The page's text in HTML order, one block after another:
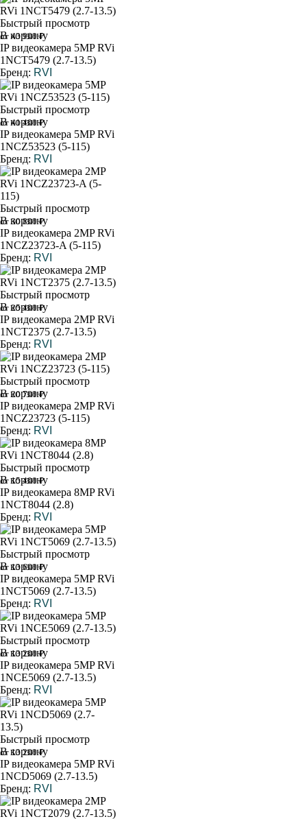
Быстрый просмотр
В корзину
от 43 900 ₽
IP видеокамера 5MP RVi
1NCT5479 (2.7-13.5)
Бренд: RVI
Быстрый просмотр
В корзину
от 41 400 ₽
IP видеокамера 5MP RVi
1NCZ53523 (5-115)
Бренд: RVI
Быстрый просмотр
В корзину
от 30 800 ₽
IP видеокамера 2MP RVi
1NCZ23723-A (5-115)
Бренд: RVI
Быстрый просмотр
В корзину
от 25 400 ₽
IP видеокамера 2MP RVi
1NCT2375 (2.7-13.5)
Бренд: RVI
Быстрый просмотр
В корзину
от 20 700 ₽
IP видеокамера 2MP RVi
1NCZ23723 (5-115)
Бренд: RVI
Быстрый просмотр
В корзину
от 15 400 ₽
IP видеокамера 8MP RVi
1NCT8044 (2.8)
Бренд: RVI
Быстрый просмотр
В корзину
от 13 600 ₽
IP видеокамера 5MP RVi
1NCT5069 (2.7-13.5)
Бренд: RVI
Быстрый просмотр
В корзину
от 13 200 ₽
IP видеокамера 5MP RVi
1NCE5069 (2.7-13.5)
Бренд: RVI
Быстрый просмотр
В корзину
от 13 200 ₽
IP видеокамера 5MP RVi
1NCD5069 (2.7-13.5)
Бренд: RVI